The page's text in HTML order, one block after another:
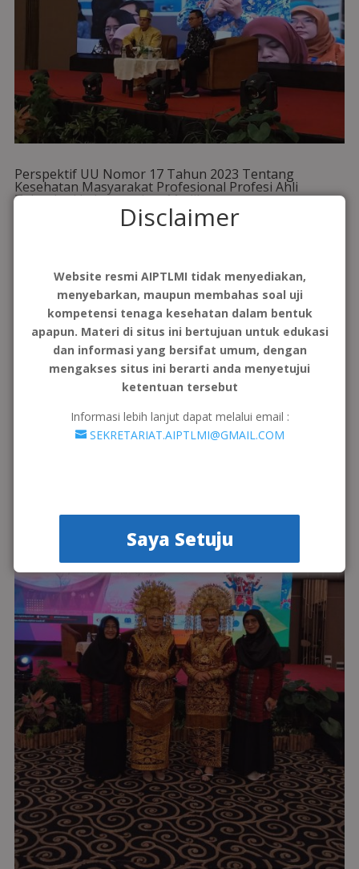
Perspektif UU Nomor 17 Tahun 2023 Tentang
Kesehatan Masyarakat Profesional Profesi Ahli
Teknologi Laboratorium Medik
Okt 19, 2024|Artikel ,Berita
Regional V,Regional VI, Regional VII,Uncategorized
Materi ini disampaikan oleh Bapak Aly Kafesa pada Rakernas IX
AIPTLMI di Kota Padang. Meskipun UU Nomor 17 Tahun 2023
memberikan landasan hukum yang lebih kuat bagi profesi
ATLM, terdapat sejumlah tantangan yang harus dihadapi. Salah
satunya adalah peningkatan...
Disclaimer
Website resmi AIPTLMI tidak menyediakan,
menyebarkan, maupun membahas soal uji
kompetensi tenaga kesehatan dalam bentuk
apapun. Materi di situs ini bertujuan untuk edukasi
dan informasi yang bersifat umum, dengan
mengakses situs ini berarti anda menyetujui
ketentuan tersebut
Informasi lebih lanjut dapat melalui email :
SEKRETARIAT.AIPTLMI@GMAIL.COM
Saya Setuju